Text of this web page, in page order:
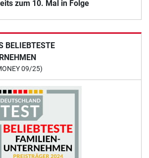
zum 10. Mal in Folge
BELIEBTESTE
09/25)